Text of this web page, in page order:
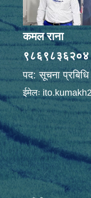
कमल राना
९८६९८३६२०४
पद: सूचना
ईमेलः